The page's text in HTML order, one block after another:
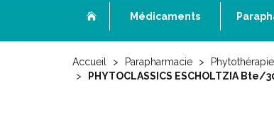
Médicaments
Accueil Parapharmacie Phytothérapie
PHYTOCLASSICS ESCHOLTZIA